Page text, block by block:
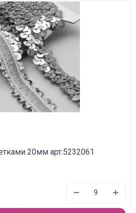
20мм арт.5232061